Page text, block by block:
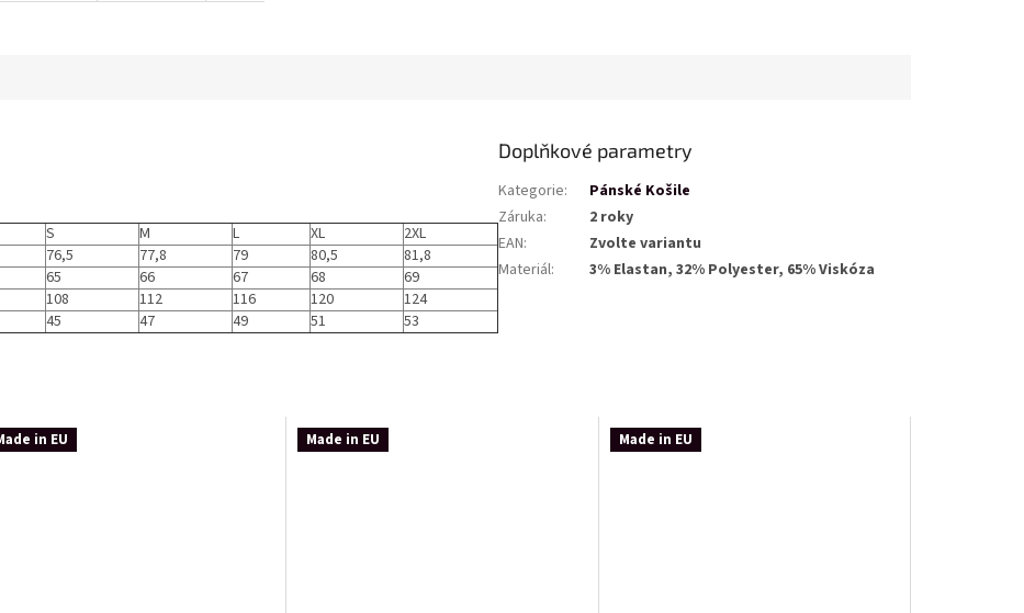
S M L XL
2XL
76,5 77,8 79 80,5
81,8
65 66 67 68
69
108 112 116 120
124
45 47 49 51 53
Doplňkové parametry
Kategorie:
Pánské Košile
Záruka:
2 roky
EAN:
Zvolte variantu
Materiál: 3% Elastan, 32% Polyester, 65% Viskóza
in EU Made in EU Made in EU